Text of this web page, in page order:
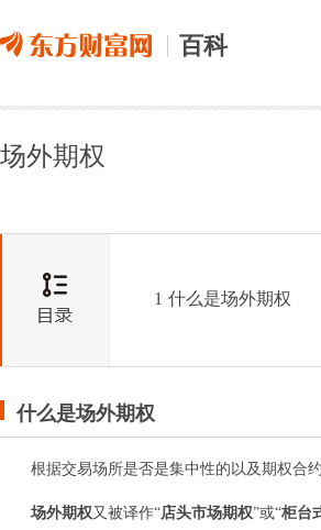
百科
场外期权
1 什么是场外期权
什么是场外期权
根据交易场所是否是集中性的以及期权合
场外期权 又被译作“店头市场期权”或“柜台